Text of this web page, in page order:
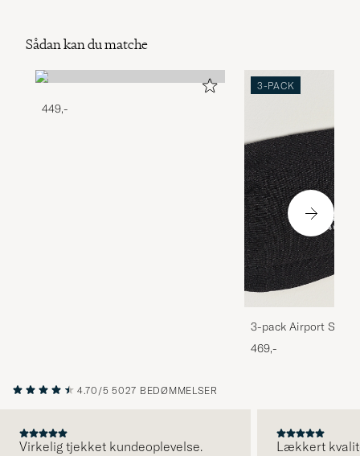
Sådan kan du matche
449,-
3-PACK
3-pack Airport
Melange
469,-
4.70/5 5027 BEDØMMELSER
Virkelig tjekket kundeoplevelse. Lækkert